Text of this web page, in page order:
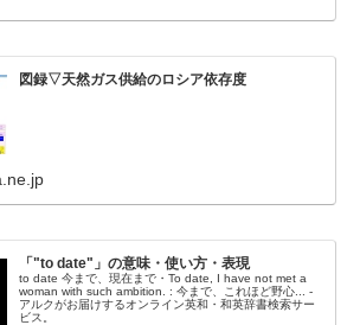
図録▽天然ガス供給のロシア依存度
「"to date"」の意味・使い方・表現
to date 今まで、現在まで・To date, I have not met a
woman with such ambition. : 今まで、これほど野心... -
アルクがお届けするオンライン英和・和英辞書検索サー
ビス。